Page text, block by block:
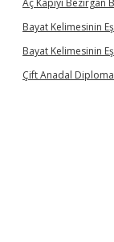
Aç Kapıyı Bezirgan
Bayat Kelimesinin
Bayat Kelimesinin
Çift Anadal